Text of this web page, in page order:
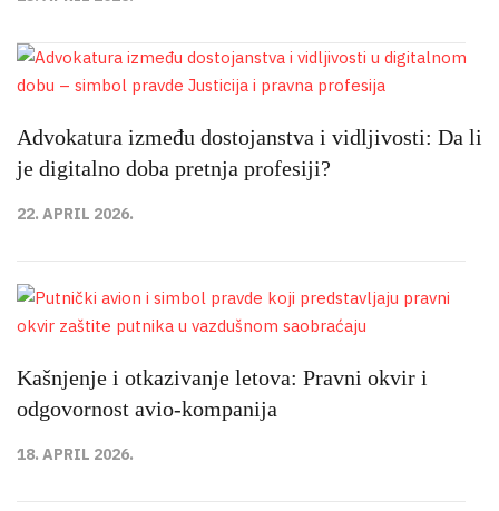
Advokatura između dostojanstva i vidljivosti: Da li
je digitalno doba pretnja profesiji?
22. APRIL 2026.
Kašnjenje i otkazivanje letova: Pravni okvir i
odgovornost avio-kompanija
18. APRIL 2026.